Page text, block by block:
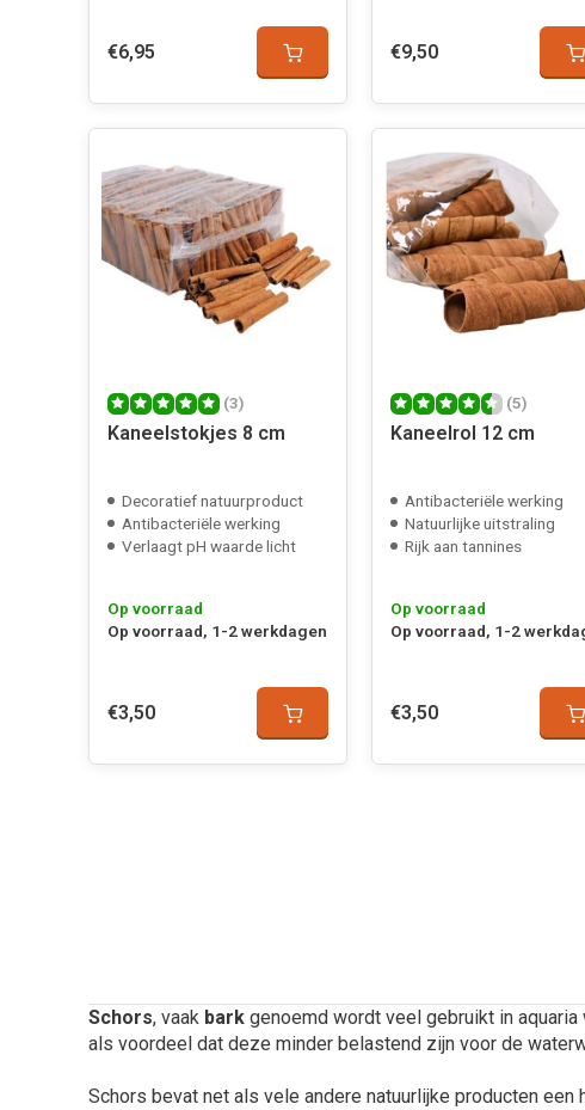
€6,95 €9,50
(3)
Kaneelstokjes 8 cm
Decoratief natuurproduct
Antibacteriële werking
Verlaagt pH waarde licht
Op voorraad
Op voorraad, 1-2 werkdagen
€3,50
(5)
Kaneelrol 12 cm
Antibacteriële werking
Natuurlijke uitstraling
Rijk aan tannines
Op voorraad
Op voorraad, 1-2
€3,50
Schors, vaak barkgenoemd wordt veel gebruikt in aquaria
als voordeel dat deze minder belastend zijn voor de
Schors bevat net als vele andere natuurlijke producten